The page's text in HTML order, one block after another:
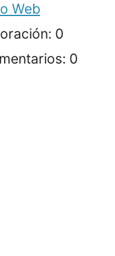
Web
0
0